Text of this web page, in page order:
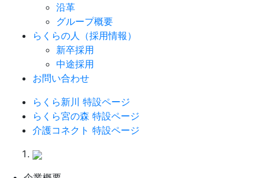
沿革
グループ概要
らくらの人（採用情報）
新卒採用
中途採用
お問い合わせ
らくら新川 特設ページ
らくら宮の森 特設ページ
介護コネクト 特設ページ